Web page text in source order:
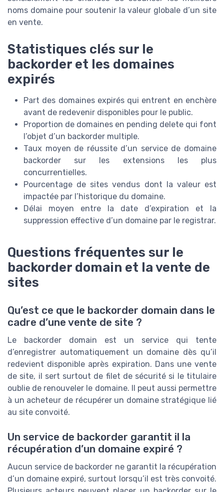
noms domaine pour soutenir la valeur globale d’un site
en vente.
Statistiques clés sur le
backorder et les domaines
expirés
Part des domaines expirés qui entrent en enchère
avant de redevenir disponibles pour le public.
Proportion de domaines en pending delete qui font
l’objet d’un backorder multiple.
Taux moyen de réussite d’un service de domaine
backorder sur les extensions les plus
concurrentielles.
Pourcentage de sites vendus dont la valeur est
impactée par l’historique du domaine.
Délai moyen entre la date d’expiration et la
suppression effective d’un domaine par le registrar.
Questions fréquentes sur le
backorder domain et la vente de
sites
Qu’est ce que le backorder domain dans le
cadre d’une vente de site ?
Le backorder domain est un service qui tente
d’enregistrer automatiquement un domaine dès qu’il
redevient disponible après expiration. Dans une vente
de site, il sert surtout de filet de sécurité si le titulaire
oublie de renouveler le domaine. Il peut aussi permettre
à un acheteur de récupérer un domaine stratégique lié
au site convoité.
Un service de backorder garantit il la
récupération d’un domaine expiré ?
Aucun service de backorder ne garantit la récupération
d’un domaine expiré, surtout lorsqu’il est très convoité.